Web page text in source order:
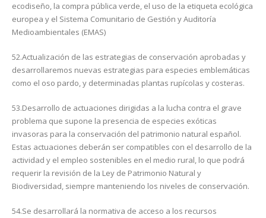
ecodiseño, la compra pública verde, el uso de la etiqueta ecológica
europea y el Sistema Comunitario de Gestión y Auditoría
Medioambientales (EMAS)
52.Actualización de las estrategias de conservación aprobadas y
desarrollaremos nuevas estrategias para especies emblemáticas
como el oso pardo, y determinadas plantas rupícolas y costeras.
53.Desarrollo de actuaciones dirigidas a la lucha contra el grave
problema que supone la presencia de especies exóticas
invasoras para la conservación del patrimonio natural español.
Estas actuaciones deberán ser compatibles con el desarrollo de la
actividad y el empleo sostenibles en el medio rural, lo que podrá
requerir la revisión de la Ley de Patrimonio Natural y
Biodiversidad, siempre manteniendo los niveles de conservación.
54.Se desarrollará la normativa de acceso a los recursos